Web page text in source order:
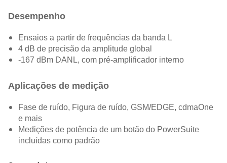
Desempenho
Ensaios a partir de frequências da banda L
4 dB de precisão da amplitude global
-167 dBm DANL, com pré-amplificador interno
Aplicações de medição
Fase de ruído, Figura de ruído, GSM/EDGE, cdmaOne
e mais
Medições de potência de um botão do PowerSuite
incluídas como padrão